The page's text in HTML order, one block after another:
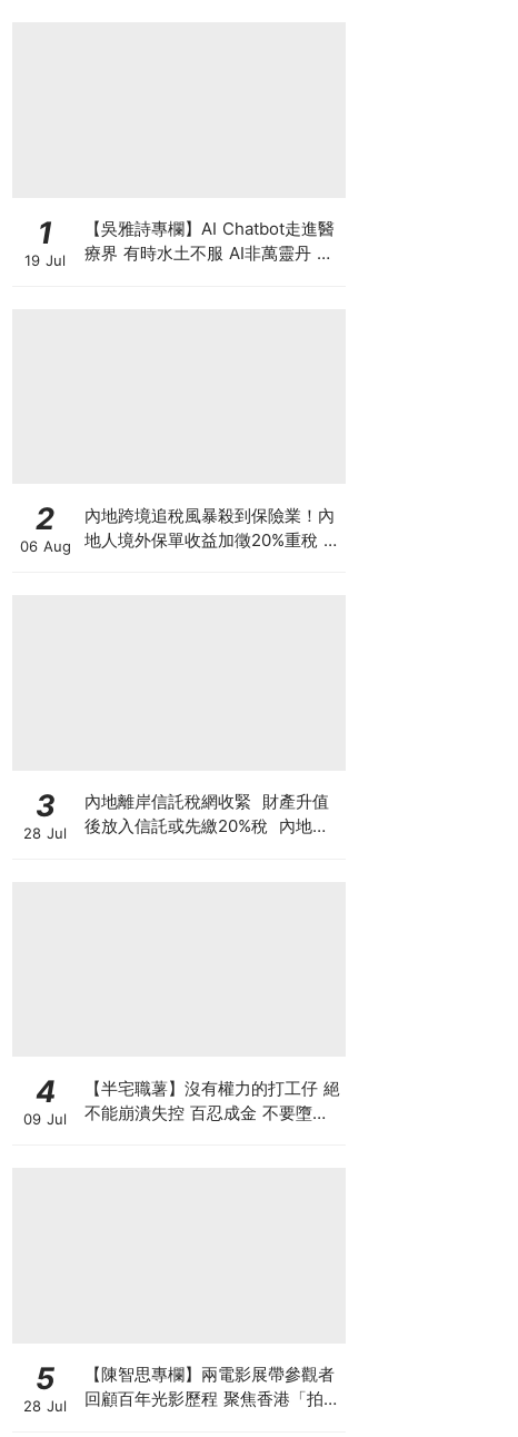
1
19 Jul
【吳雅詩專欄】AI Chatbot走進醫
療界 有時水土不服 AI非萬靈丹 是
2
06 Aug
內地跨境追稅風暴殺到保險業！內
地人境外保單收益加徵20%重稅 保
3
28 Jul
內地離岸信託稅網收緊 財產升值
後放入信託或先繳20%稅 內地富
4
09 Jul
【半宅職薯】沒有權力的打工仔 絕
不能崩潰失控 百忍成金 不要墮入
5
28 Jul
【陳智思專欄】兩電影展帶參觀者
回顧百年光影歷程 聚焦香港「拍住